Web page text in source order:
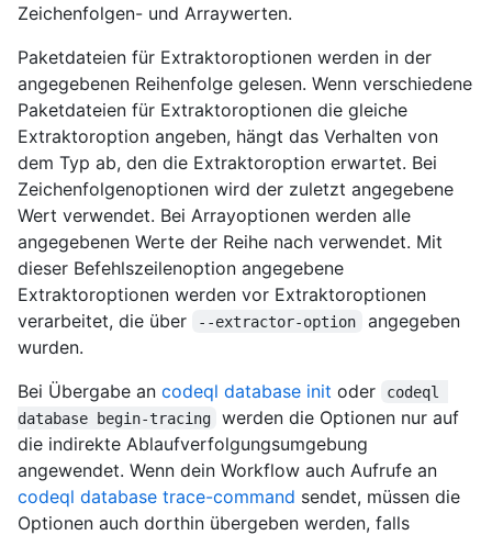
Zeichenfolgen- und Arraywerten.
Paketdateien für Extraktoroptionen werden in der
angegebenen Reihenfolge gelesen. Wenn verschiedene
Paketdateien für Extraktoroptionen die gleiche
Extraktoroption angeben, hängt das Verhalten von
dem Typ ab, den die Extraktoroption erwartet. Bei
Zeichenfolgenoptionen wird der zuletzt angegebene
Wert verwendet. Bei Arrayoptionen werden alle
angegebenen Werte der Reihe nach verwendet. Mit
dieser Befehlszeilenoption angegebene
Extraktoroptionen werden vor Extraktoroptionen
verarbeitet, die über
--extractor-option
angegeben
wurden.
Bei Übergabe an codeql database init oder
codeql
database begin-tracing
werden die Optionen nur auf
die indirekte Ablaufverfolgungsumgebung
angewendet. Wenn dein Workflow auch Aufrufe an
codeql database trace-command sendet, müssen die
Optionen auch dorthin übergeben werden, falls